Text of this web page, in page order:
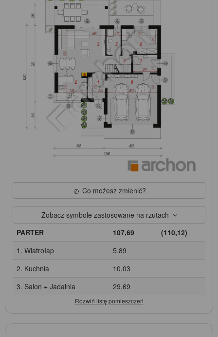
Co możesz zmienić?
Zobacz symbole zastosowane na rzutach
PARTER
107,69
(110,12)
1. Wiatrołap
5,89
2. Kuchnia
10,03
3. Salon + Jadalnia
29,69